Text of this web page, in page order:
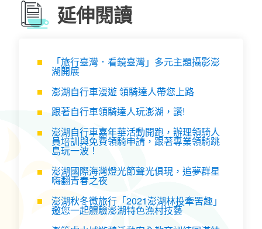
延伸閱讀
「旅行臺灣．看鏡臺灣」多元主題攝影澎
湖開展
澎湖自行車漫遊 領騎達人帶您上路
跟著自行車領騎達人玩澎湖，讚!
澎湖自行車嘉年華活動開跑，辦理領騎人
員培訓與免費領騎申請，跟著專業領騎跳
島玩一波！
澎湖國際海灣燈光節聲光俱現，追夢群星
嗨翻青春之夜
澎湖秋冬微旅行「2021澎湖林投牽罟趣」
邀您一起體驗澎湖特色漁村技藝